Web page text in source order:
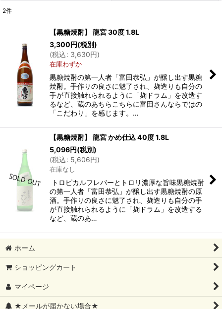
並び順
絞り込む
2件
【黒糖焼酎】 龍宮 30度 1.8L
3,300円(税別)
(税込: 3,630円)
在庫わずか
黒糖焼酎の第一人者「富田恭弘」が醸し出す黒糖
焼酎。手作りの良さに魅了され、麹造りも自分の
手が直接触れられるように「麹ドラム」を改造す
るなど、蔵のあちらこちらに富田さんならではの
「こだわり」を感じます。…
【黒糖焼酎】 龍宮 かめ仕込 40度 1.8L
5,096円(税別)
(税込: 5,606円)
在庫なし
トロピカルフレバーとトロリ濃厚な旨味黒糖焼酎
の第一人者「富田恭弘」が醸し出す黒糖焼酎の原
酒。手作りの良さに魅了され、麹造りも自分の手
が直接触れられるように「麹ドラム」を改造する
など、蔵のあ…
ホーム
ショッピングカート
マイページ
★メールが届かない場合★